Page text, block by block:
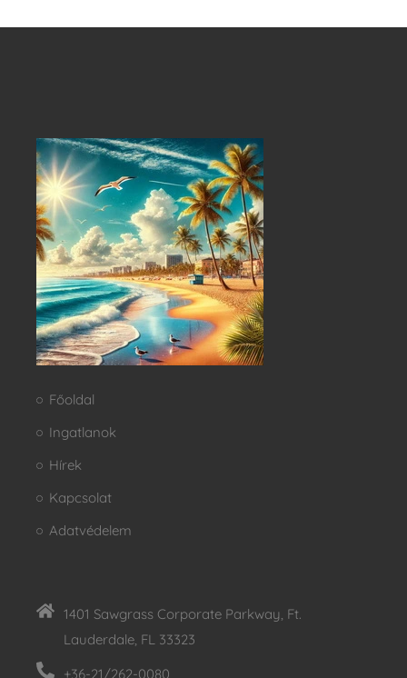
Főoldal
Ingatlanok
Hírek
Kapcsolat
Adatvédelem
1401 Sawgrass Corporate Parkway, Ft.
Lauderdale, FL 33323
+36-21/262-0080